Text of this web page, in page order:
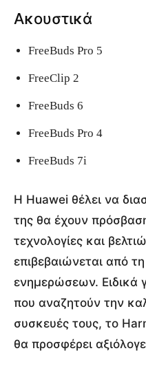
Ακουστικά
FreeBuds Pro 5
FreeClip 2
FreeBuds 6
FreeBuds Pro 4
FreeBuds 7i
Η Huawei θέλει να
της θα έχουν
τεχνολογίες και
επιβεβαιώνεται από
ενημερώσεων. Ειδικά
που αναζητούν την
συσκευές τους, το
θα προσφέρει